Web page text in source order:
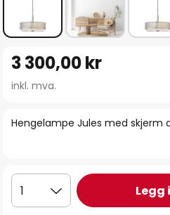
begynnelsen
bildegalleri
Hengelampe Jules med skjerm
3 300,00 kr
inkl. mva.
1 Legg